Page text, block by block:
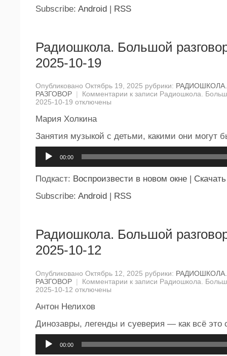
Subscribe: Android | RSS
Радиошкола. Большой
2025-10-19
Опубликовано Октябрь 19, 2025 рубрики:
РАЗГОВОР | Комментарии к записи Радиошкола.
2025-10-19 отключены
Мария Холкина
Занятия музыкой с детьми, какими они могут
00:00
Подкаст: Воспроизвести в новом окне
Скачать
Subscribe: Android RSS
Радиошкола. Большой
2025-10-12
Опубликовано Октябрь 12, 2025 рубрики:
РАЗГОВОР | Комментарии к записи Радиошкола.
2025-10-12 отключены
Антон Нелихов
Динозавры, легенды и суеверия — как всё это
00:00